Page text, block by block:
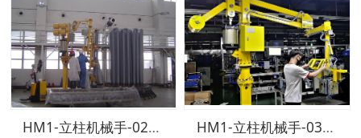
HM1-立柱机械手-02-400KGF HM1-立柱机械手-03-180KGF_LI